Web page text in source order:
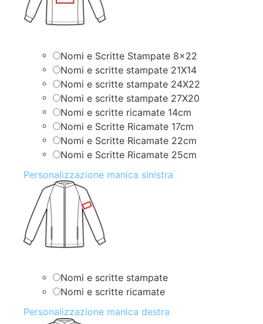
Nomi e Scritte Stampate 8×22
Nomi e scritte stampate 21X14
Nomi e scritte stampate 24X22
Nomi e scritte stampate 27X20
Nomi e scritte ricamate 14cm
Nomi e Scritte Ricamate 17cm
Nomi e Scritte Ricamate 22cm
Nomi e Scritte Ricamate 25cm
Personalizzazione manica sinistra
Nomi e scritte stampate
Nomi e scritte ricamate
Personalizzazione manica destra